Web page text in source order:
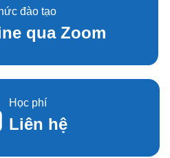
đào tạo
qua Zoom
Học phí
Liên hệ